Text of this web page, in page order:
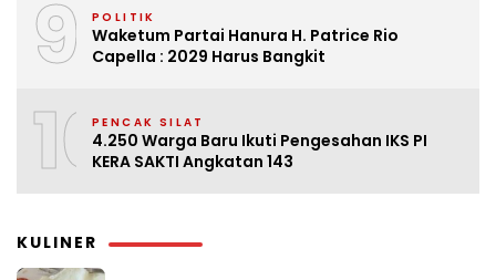
9 POLITIK
Waketum Partai Hanura H. Patrice Rio
Capella : 2029 Harus Bangkit
10PENCAK SILAT
4.250 Warga Baru Ikuti Pengesahan IKS PI
KERA SAKTI Angkatan 143
KULINER